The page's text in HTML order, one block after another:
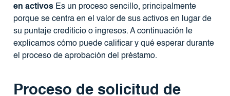
en activosEs un proceso sencillo, principalmente
porque se centra en el valor de sus activos en lugar de
su puntaje crediticio o ingresos. A continuación le
explicamos cómo puede calificar y qué esperar durante
el proceso de aprobación del préstamo.
Proceso de solicitud de